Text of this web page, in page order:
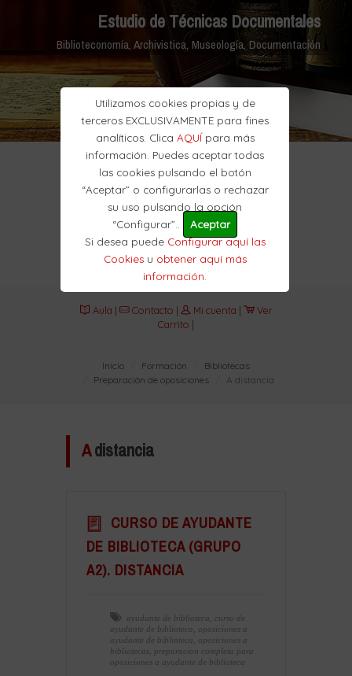
Utilizamos cookies propias y de
terceros EXCLUSIVAMENTE para fines
analíticos. Clica AQUÍpara más
información. Puedes aceptar todas
las cookies pulsando el botón
“Aceptar” o configurarlas o rechazar
su uso pulsando la opción
“Configurar”..
Aceptar
Si desea puede Configurar aquí las
Cookiesu obtener aquí más
información
Estudio de Técnicas Documentales
Biblioteconomía, Archivistica, Museología, Documentación
Aula | Contacto | Mi cuenta |
Ver
Carrito |
Inicio Formación
Bibliotecas
Preparación de oposiciones
A distancia
Adistancia
CURSO DE AYUDANTE
DE BIBLIOTECA (GRUPO
A2). DISTANCIA
ayudante de biblioteca
curso de
ayudante de biblioteca
oposiciones a
ayudante de biblioteca
oposiciones a
bibliotecas
preparacion completa para
oposiciones a ayudante de biblioteca